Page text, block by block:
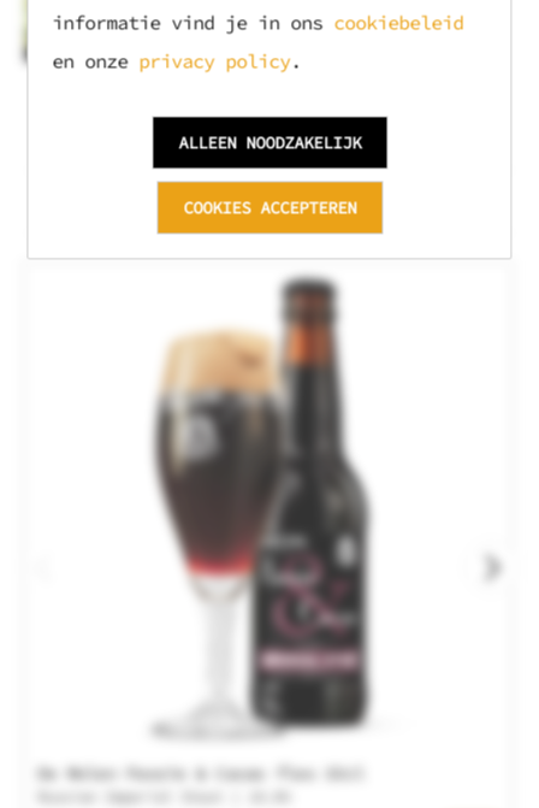
informatie vind je in ons cookiebeleid
en onze privacy policy.
COOKIES ACCEPTEREN
ALLEEN NOODZAKELIJK
Gerelateerde producten
De Molen Passie & Cacao fles 33cl
Russian Imperial Stout | 10.0%